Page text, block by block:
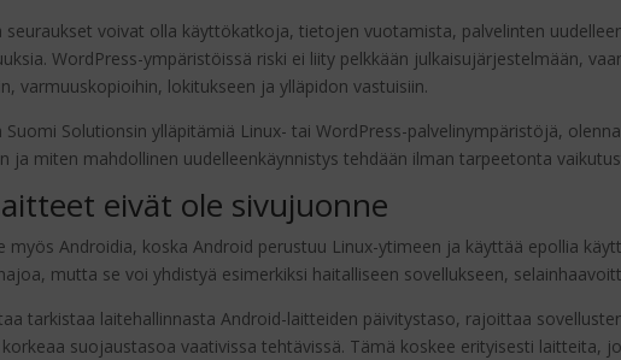
seuraukset voivat olla käyttökatkoja, tietojen vuotamista, palvelinten
WordPress-ympäristöissä riski ei liity pelkkään julkaisujärjestelmään,
varmuuskopioihin, lokitukseen ja ylläpidon vastuisiin.
Suomi Solutionsin ylläpitämiä Linux- tai WordPress-palvelinympäristöjä,
ja miten mahdollinen uudelleenkäynnistys tehdään ilman tarpeetonta
eivät ole sivujuonne
myös Androidia, koska Android perustuu Linux-ytimeen ja käyttää epollia
mutta se voi yhdistyä esimerkiksi haitalliseen sovellukseen,
tarkistaa laitehallinnasta Android-laitteiden päivitystaso, rajoittaa
suojaustasoa vaativissa tehtävissä. Tämä koskee erityisesti laitteita,